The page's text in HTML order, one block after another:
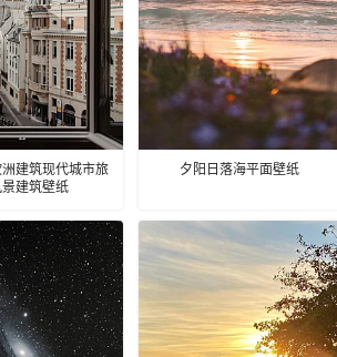
建筑现代城市旅
建筑壁纸
夕阳日落海平面壁纸